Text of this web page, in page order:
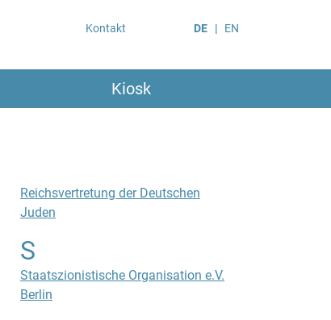
Kontakt DE EN
Kiosk
Reichsvertretung der Deutschen
Juden
S
Staatszionistische Organisation e.V.
Berlin